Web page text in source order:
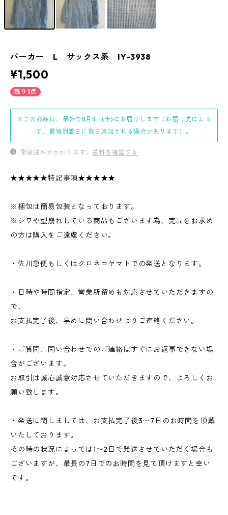
パーカー L サックス系 IY-3938
¥1,500
残り1点
※この商品は、最短で8月8日(土)にお届けします（お届け先によっ
て、最短到着日に数日追加される場合があります）。
別途送料がかかります。送料を確認する
★★★★★特記事項★★★★★
※梱包は簡易包装となっております。
※シワや型崩れしている商品もございます為、完品をお求め
の方は購入をご遠慮ください。
・佐川急便もしくはクロネコヤマトでの発送となります。
・日時や時間指定、営業所留めも対応させていただきますの
で、
お支払完了後、早めに問い合わせよりご連絡ください。
・ご質問、問い合わせでのご連絡はすぐにお返事できない場
合がございます。
お取引は誠心誠意対応させていただきますので、よろしくお
願い致します。
・発送に関しましては、お支払完了後3〜7日のお時間を頂戴
いたしております。
その時の状況によっては1〜2日で発送させていただく場合も
ございますが、最長の7日でのお時間を見て頂けますと幸い
です。